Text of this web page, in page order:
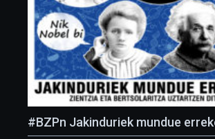
#BZPn Jakinduriek mundue